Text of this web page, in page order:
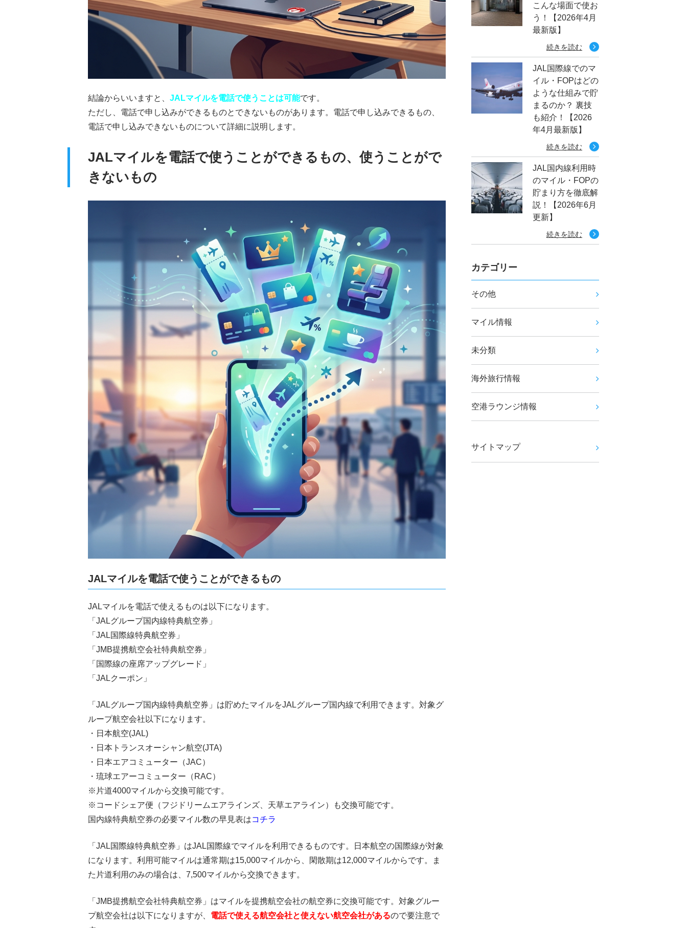
結論からいいますと、 JALマイルを電話で使うことは可能です。
ただし、電話で申し込みができるものとできないものがあります。電話で申し込みできるもの、
電話で申し込みできないものについて詳細に説明します。
JALマイルを電話で使うことができるもの、使うことがで
きないもの
JALマイルを電話で使うことができるもの
JALマイルを電話で使えるものは以下になります。
「JALグループ国内線特典航空券」
「JAL国際線特典航空券」
「JMB提携航空会社特典航空券」
「国際線の座席アップグレード」
「JALクーポン」
「JALグループ国内線特典航空券」は貯めたマイルをJALグループ国内線で利用できます。対象グ
ループ航空会社以下になります。
・日本航空(JAL)
・日本トランスオーシャン航空(JTA)
・日本エアコミューター（JAC）
・琉球エアーコミューター（RAC）
※片道4000マイルから交換可能です。
※コードシェア便（フジドリームエアラインズ、天草エアライン）も交換可能です。
国内線特典航空券の必要マイル数の早見表はコチラ
「JAL国際線特典航空券」はJAL国際線でマイルを利用できるものです。日本航空の国際線が対象
になります。利用可能マイルは通常期は15,000マイルから、閑散期は12,000マイルからです。ま
た片道利用のみの場合は、7,500マイルから交換できます。
「JMB提携航空会社特典航空券」はマイルを提携航空会社の航空券に交換可能です。対象グルー
プ航空会社は以下になりますが、 電話で使える航空会社と使えない航空会社があるので要注意で
こんな場面で使お
う！【2026年4月
最新版】
続きを読む
JAL国際線でのマ
イル・FOPはどの
ような仕組みで貯
まるのか？ 裏技
も紹介！【2026
年4月最新版】
続きを読む
JAL国内線利用時
のマイル・FOPの
貯まり方を徹底解
説！【2026年6月
更新】
続きを読む
カテゴリー
その他
マイル情報
未分類
海外旅行情報
空港ラウンジ情報
サイトマップ